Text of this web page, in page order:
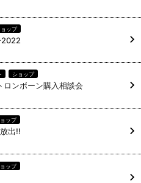
ョップ
2022
ショップ
ロンボーン購入相談会
ップ
出‼
ップ